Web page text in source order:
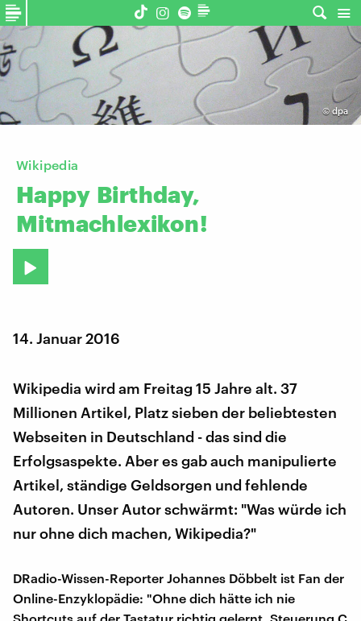
©dpa
Wikipedia
Happy Birthday,
Mitmachlexikon!
14. Januar 2016
Wikipedia wird am Freitag 15 Jahre alt. 37
Millionen Artikel, Platz sieben der beliebtesten
Webseiten in Deutschland - das sind die
Erfolgsaspekte. Aber es gab auch manipulierte
Artikel, ständige Geldsorgen und fehlende
Autoren. Unser Autor schwärmt: "Was würde ich
nur ohne dich machen, Wikipedia?"
DRadio-Wissen-Reporter Johannes Döbbelt ist Fan der
Online-Enzyklopädie: "Ohne dich hätte ich nie